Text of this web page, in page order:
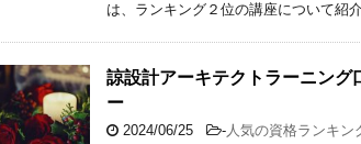
は、ランキング２位の講座について紹
諒設計アーキテクトラーニング
ー
2024/06/25 -人気の資格ランキン